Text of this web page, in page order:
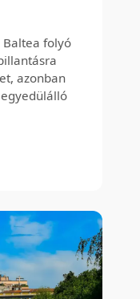
Baltea folyó
azonban